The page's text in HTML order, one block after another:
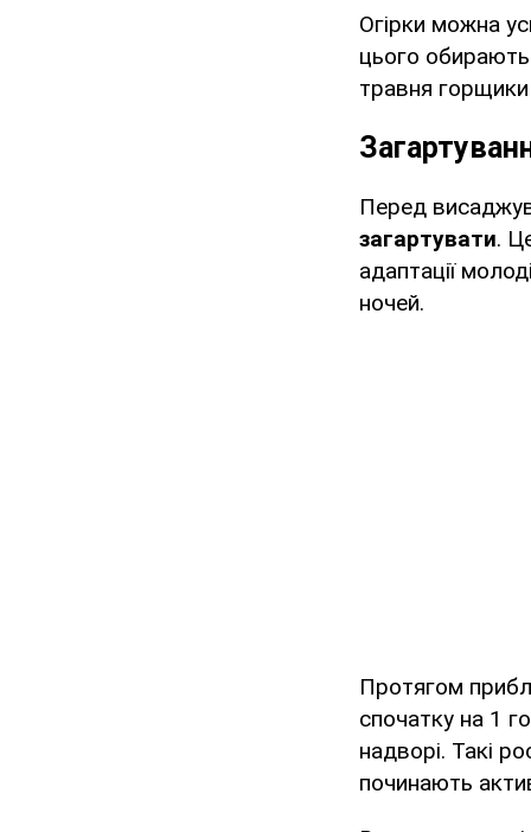
Огірки можна
цього
травня
Перед
загартувати.
адаптації
ночей.
Протягом
спочатку на 1
надворі. Такі
починають